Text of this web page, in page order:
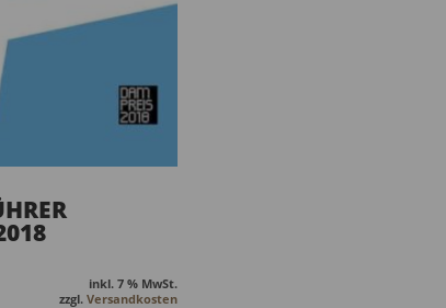
inkl. 7 % MwSt.
zzgl.Versandkosten